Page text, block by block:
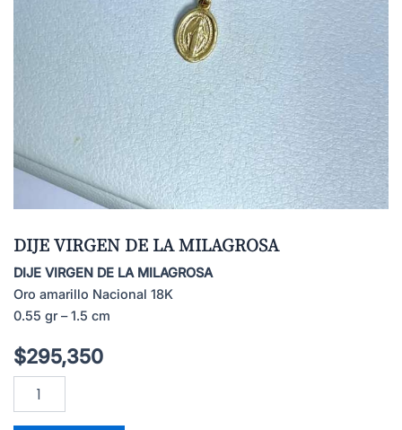
DIJE VIRGEN DE LA MILAGROSA
DIJE VIRGEN DE LA MILAGROSA
Oro amarillo Nacional 18K
0.55 gr – 1.5 cm
$295,350
VIRGEN